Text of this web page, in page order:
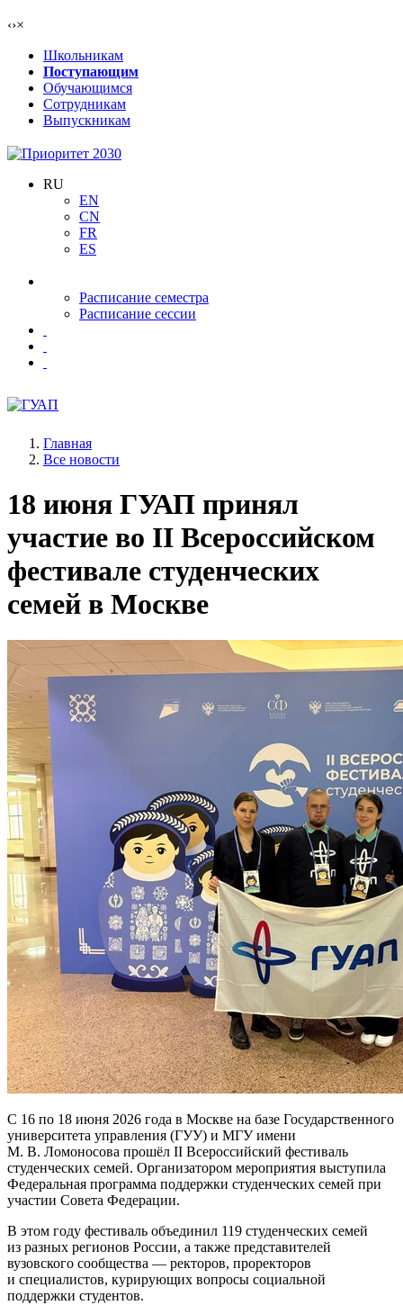
‹›×
Школьникам
Поступающим
Обучающимся
Сотрудникам
Выпускникам
RU
EN
CN
FR
ES
Расписание семестра
Расписание сессии
Главная
Все новости
18 июня ГУАП принял
участие во II Всероссийском
фестивале студенческих
семей в Москве
С 16 по 18 июня 2026 года в Москве на базе Государственного
университета управления (ГУУ) и МГУ имени
М. В. Ломоносова прошёл II Всероссийский фестиваль
студенческих семей. Организатором мероприятия выступила
Федеральная программа поддержки студенческих семей при
участии Совета Федерации.
В этом году фестиваль объединил 119 студенческих семей
из разных регионов России, а также представителей
вузовского сообщества — ректоров, проректоров
и специалистов, курирующих вопросы социальной
поддержки студентов.